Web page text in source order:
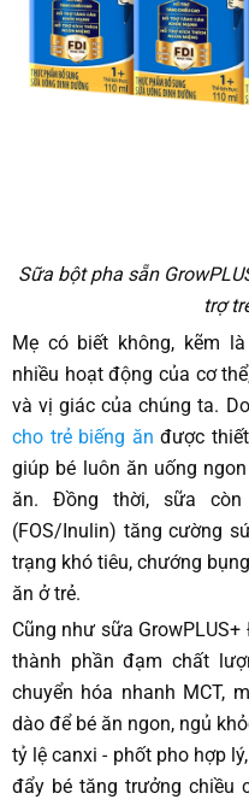
Sữa bột pha sẵn
trợ
Mẹ có biết không, kẽm
nhiều hoạt động của cơ
và vị giác của chúng ta.
cho trẻ biếng ăn được
giúp bé luôn ăn uống
ăn. Đồng thời, sữa
(FOS/Inulin) tăng cường
trạng khó tiêu, chướng
ăn ở trẻ.
Cũng như sữa
thành phần đạm chất
chuyển hóa nhanh MCT,
dào để bé ăn ngon, ngủ
tỷ lệ canxi - phốt pho hợp
đẩy bé tăng trưởng chiều